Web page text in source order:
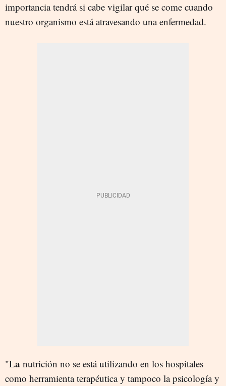
importancia tendrá si cabe vigilar qué se come cuando
nuestro organismo está atravesando una enfermedad.
"La nutrición no se está utilizando en los hospitales
como herramienta terapéutica y tampoco la psicología y